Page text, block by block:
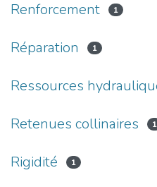
Renforcement 1
Réparation 1
Ressources
Retenues collinaires 1
Rigidité 1